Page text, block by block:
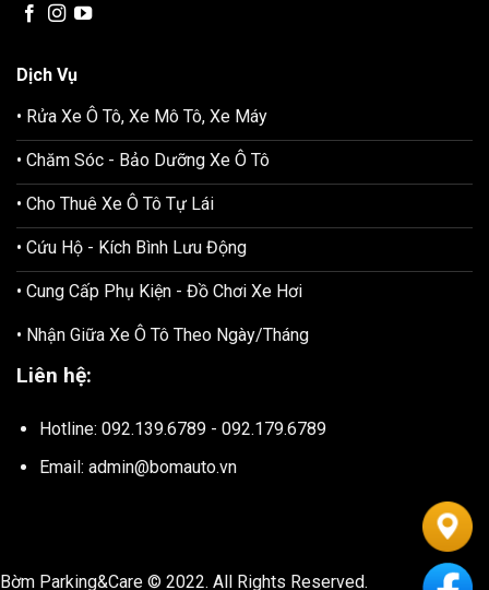
Dịch Vụ
• Rửa Xe Ô Tô, Xe Mô Tô, Xe Máy
• Chăm Sóc - Bảo Dưỡng Xe Ô Tô
• Cho Thuê Xe Ô Tô Tự Lái
• Cứu Hộ - Kích Bình Lưu Động
• Cung Cấp Phụ Kiện - Đồ Chơi Xe Hơi
• Nhận Giữa Xe Ô Tô Theo Ngày/Tháng
Liên hệ:
Hotline: 092.139.6789 - 092.179.6789
Email: admin@bomauto.vn
Bờm Parking&Care © 2022. All Rights Reserved.